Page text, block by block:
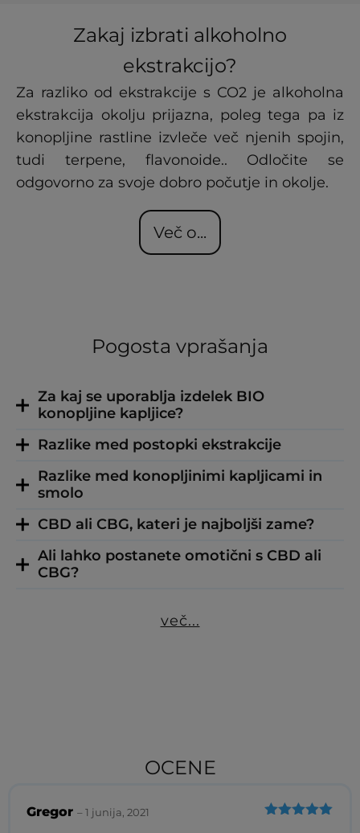
Zakaj izbrati alkoholno
ekstrakcijo?
Za razliko od ekstrakcije s CO2 je alkoholna
ekstrakcija okolju prijazna, poleg tega pa iz
konopljine rastline izvleče več njenih spojin,
tudi terpene, flavonoide.. Odločite se
odgovorno za svoje dobro počutje in okolje.
Več o...
Pogosta vprašanja
Za kaj se uporablja izdelek BIO
konopljine kapljice?
Razlike med postopki ekstrakcije
Razlike med konopljinimi kapljicami in
smolo
CBD ali CBG, kateri je najboljši zame?
Ali lahko postanete omotični s CBD ali
CBG?
več...
OCENE
Gregor –1 junija, 2021